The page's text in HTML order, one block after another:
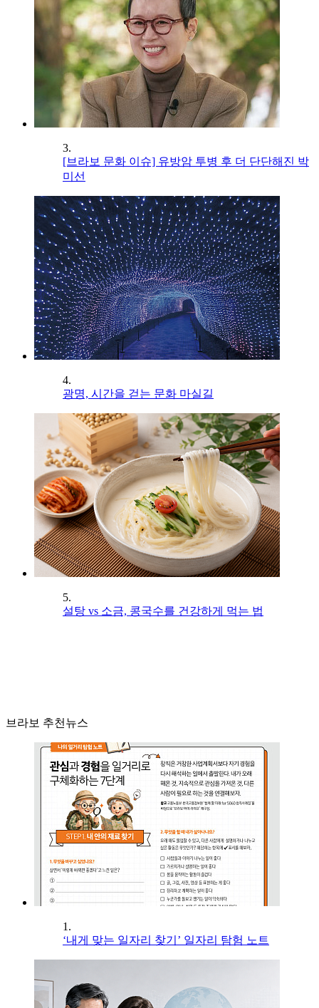
3.
[브라보 문화 이슈] 유방암 투병 후 더 단단해진 박
미선
4.
광명, 시간을 걷는 문화 마실길
5.
설탕 vs 소금, 콩국수를 건강하게 먹는 법
브라보 추천뉴스
1.
‘내게 맞는 일자리 찾기’ 일자리 탐험 노트